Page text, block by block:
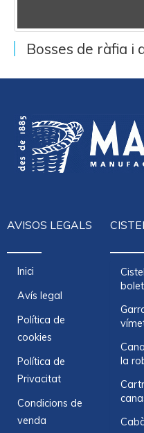
Bosses de ràfia i
AVISOS LEGALS
Inici
Avís legal
Política de
cookies
Política de
Privacitat
Condicions de
venda
la